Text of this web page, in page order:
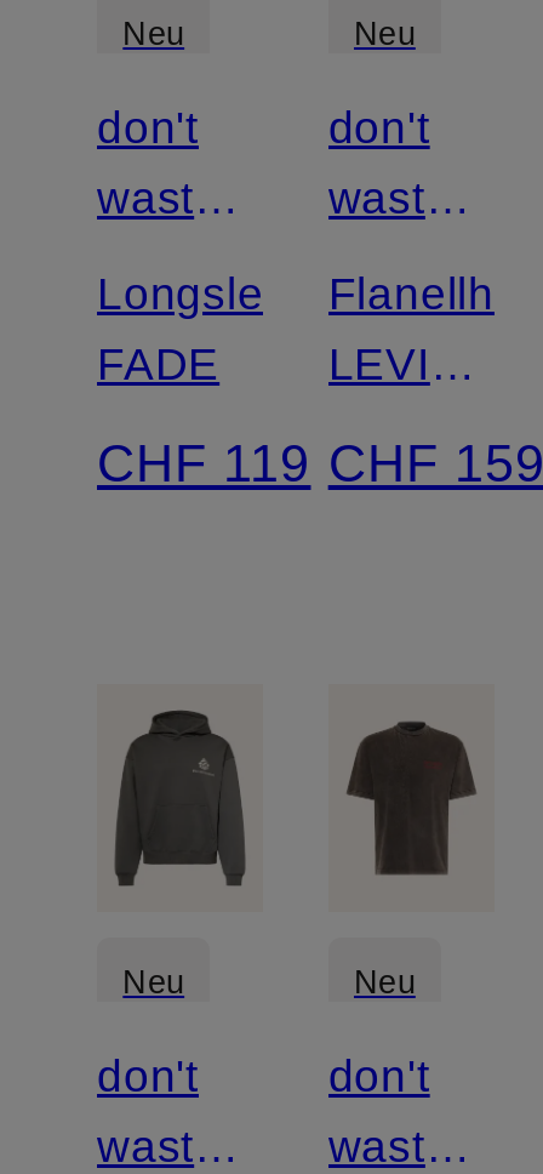
Neu
don't
waste
culture
Longsleeve
FADE
CHF 119
Neu
don't
waste
culture
LEVI
Comfort
Fit
CHF
Neu
don't
waste
Neu
don't
waste